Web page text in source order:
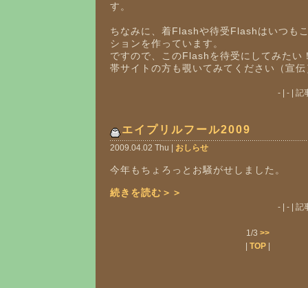
す。
ちなみに、着Flashや待受Flashはいつも
ションを作っています。
ですので、このFlashを待受にしてみたい
帯サイトの方も覗いてみてください（宣伝
- | - | 記
エイプリルフール2009
2009.04.02 Thu | おしらせ
今年もちょろっとお騒がせしました。
続きを読む＞＞
- | - | 記
1/3 >>
| TOP |